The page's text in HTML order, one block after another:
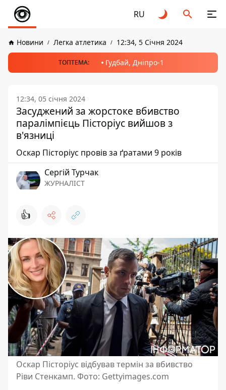
RU
Новини Легка атлетика 12:34, 5 Січня 2024
ТОПТЕМА: Гудбай, Дніпро-1
12:34, 05 січня 2024
Засуджений за жорстоке вбивство
паралімпієць Пісторіус вийшов з
в'язниці
Оскар Пісторіус провів за ґратами 9 років
Сергій Турчак
ЖУРНАЛІСТ
👍
Оскар Пісторіус відбував термін за вбивство
Ріви Стенкамп. Фото: Gettyimages.com